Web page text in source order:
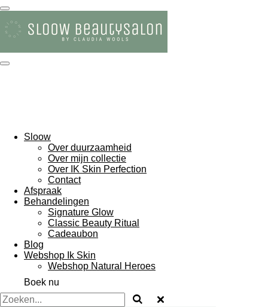
Ga
direct
naar
hoofdinhoud
Sloow
Over duurzaamheid
Over mijn collectie
Over IK Skin Perfection
Contact
Afspraak
Behandelingen
Signature Glow
Classic Beauty Ritual
Cadeaubon
Blog
Webshop Ik Skin
Webshop Natural Heroes
Boek nu